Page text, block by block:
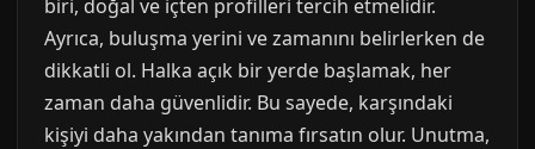
biri, doğal ve içten profilleri tercih etmelidir.
Ayrıca, buluşma yerini ve zamanını belirlerken de
dikkatli ol. Halka açık bir yerde başlamak, her
zaman daha güvenlidir. Bu sayede, karşındaki
kişiyi daha yakından tanıma fırsatın olur. Unutma,